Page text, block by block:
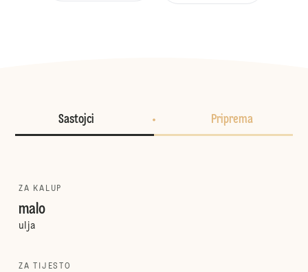
Sastojci Priprema
ZA KALUP
malo
ulja
ZA TIJESTO